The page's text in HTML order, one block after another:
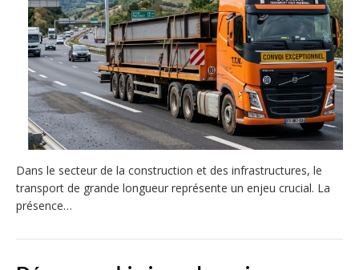
Dans le secteur de la construction et des infrastructures, le
transport de grande longueur représente un enjeu crucial. La
présence…